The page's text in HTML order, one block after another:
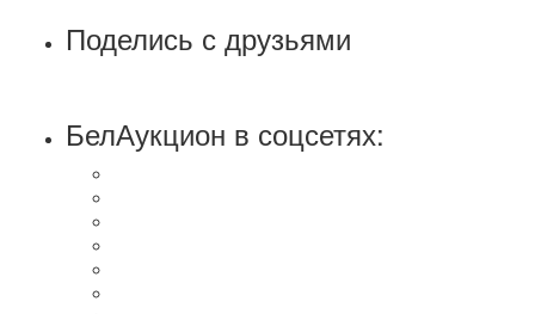
Поделись с друзьями
БелАукцион в соцсетях: